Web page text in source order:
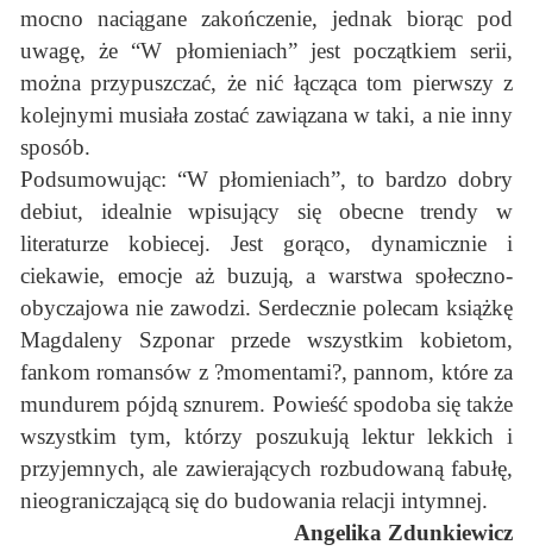
mocno naciągane zakończenie, jednak biorąc pod
uwagę, że “W płomieniach” jest początkiem serii,
można przypuszczać, że nić łącząca tom pierwszy z
kolejnymi musiała zostać zawiązana w taki, a nie inny
sposób.
Podsumowując: “W płomieniach”, to bardzo dobry
debiut, idealnie wpisujący się obecne trendy w
literaturze kobiecej. Jest gorąco, dynamicznie i
ciekawie, emocje aż buzują, a warstwa społeczno-
obyczajowa nie zawodzi. Serdecznie polecam książkę
Magdaleny Szponar przede wszystkim kobietom,
fankom romansów z ?momentami?, pannom, które za
mundurem pójdą sznurem. Powieść spodoba się także
wszystkim tym, którzy poszukują lektur lekkich i
przyjemnych, ale zawierających rozbudowaną fabułę,
nieograniczającą się do budowania relacji intymnej.
Angelika Zdunkiewicz